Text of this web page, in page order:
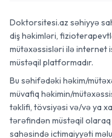
Doktorsitesi.az səhiyyə
diş həkimləri,
mütəxəssisləri ilə internet
müstəqil platformadır.
Bu səhifədəki həkim/
müvafiq həkimin/
təklifi, tövsiyəsi və/və ya
tərəfindən müstəqil olaraq
sahəsində ictimaiyyəti